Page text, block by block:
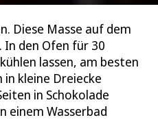
Diese Masse auf dem
den Ofen für 30
lassen, am besten
in kleine Dreiecke
in Schokolade
einem Wasserbad